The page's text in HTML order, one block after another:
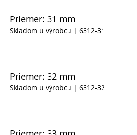
Priemer: 31 mm
Skladom u výrobcu | 6312-31
Priemer: 32 mm
Skladom u výrobcu | 6312-32